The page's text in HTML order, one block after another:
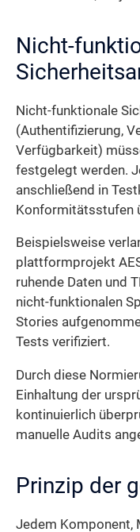
Nicht-
Nicht-funktionale
(Authentifizierung,
Verfügbarkeit)
festgelegt werden.
anschließend in
Konformitäts­stufen
Beispielsweise
plattform­projekt
ruhende Daten und
nicht-funktionalen
Stories
Tests verifiziert.
Durch diese
Einhaltung der
kontinuierlich
manuelle Audits
Prinzip der
Jedem Komponent,